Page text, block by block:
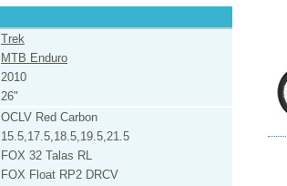
Trek
MTB Enduro
2010
26"
OCLV Red Carbon
15.5,17.5,18.5,19.5,21.5
FOX 32 Talas RL
FOX Float RP2 DRCV